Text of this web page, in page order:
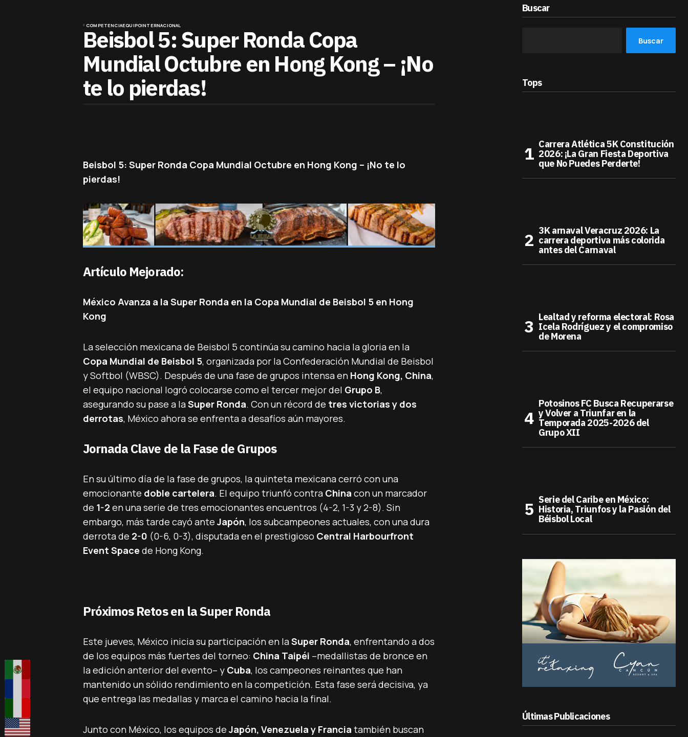
COMPETENCIAEQUIPOINTERNACIONAL
Beisbol 5: Super Ronda Copa
Mundial Octubre en Hong Kong – ¡No
te lo pierdas!
Beisbol 5: Super Ronda Copa Mundial Octubre en Hong Kong – ¡No te lo
pierdas!
Artículo Mejorado:
México Avanza a la Super Ronda en la Copa Mundial de Beisbol 5 en Hong
Kong
La selección mexicana de Beisbol 5 continúa su camino hacia la gloria en la
Copa Mundial de Beisbol 5, organizada por la Confederación Mundial de Beisbol
y Softbol (WBSC). Después de una fase de grupos intensa en Hong Kong, China,
el equipo nacional logró colocarse como el tercer mejor del Grupo B,
asegurando su pase a laSuper Ronda. Con un récord de tres victorias y dos
derrotas, México ahora se enfrenta a desafíos aún mayores.
Jornada Clave de la Fase de Grupos
En su último día de la fase de grupos, la quinteta mexicana cerró con una
emocionante doble cartelera. El equipo triunfó contra China con un marcador
de 1-2 en una serie de tres emocionantes encuentros (4-2, 1-3 y 2-8). Sin
embargo, más tarde cayó anteJapón, los subcampeones actuales, con una dura
derrota de 2-0 (0-6, 0-3), disputada en el prestigioso Central Harbourfront
Event Space de Hong Kong.
Próximos Retos en la Super Ronda
Este jueves, México inicia su participación en laSuper Ronda, enfrentando a dos
de los equipos más fuertes del torneo: China Taipéi –medallistas de bronce en
la edición anterior del evento– y Cuba, los campeones reinantes que han
mantenido un sólido rendimiento en la competición. Esta fase será decisiva, ya
que entrega las medallas y marca el camino hacia la final.
Junto con México, los equipos deJapón, Venezuela y Francia también buscan
Buscar
Buscar
Tops
Carrera Atlética 5K Constitución
2026: ¡La Gran Fiesta Deportiva
que No Puedes Perderte!
3K arnaval Veracruz 2026: La
carrera deportiva más colorida
antes del Carnaval
Lealtad y reforma electoral: Rosa
Icela Rodríguez y el compromiso
de Morena
Potosinos FC Busca Recuperarse
y Volver a Triunfar en la
Temporada 2025-2026 del
Grupo XII
Serie del Caribe en México:
Historia, Triunfos y la Pasión del
Béisbol Local
Últimas Publicaciones